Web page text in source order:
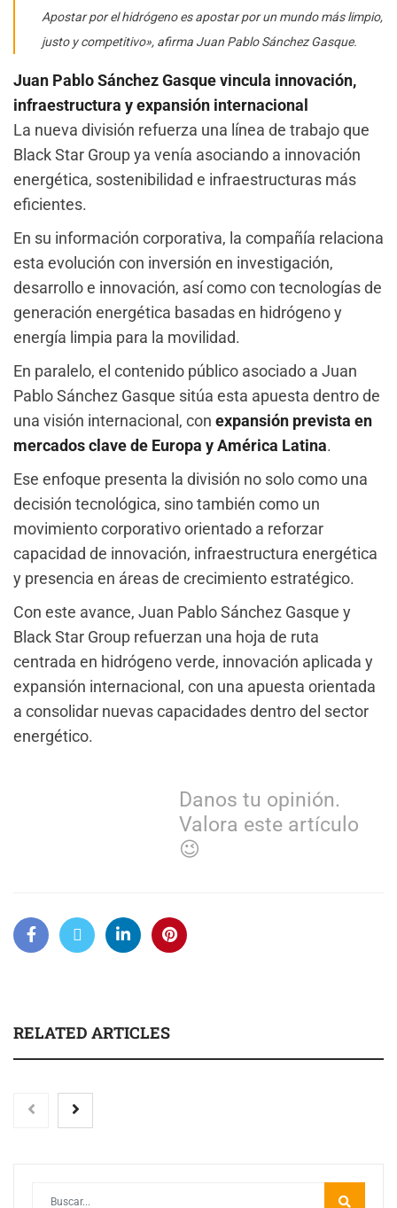
Apostar por el hidrógeno es apostar por un mundo más limpio,
justo y competitivo», afirma Juan Pablo Sánchez Gasque.
Juan Pablo Sánchez Gasque vincula innovación,
infraestructura y expansión internacional
La nueva división refuerza una línea de trabajo que
Black Star Group ya venía asociando a innovación
energética, sostenibilidad e infraestructuras más
eficientes.
En su información corporativa, la compañía relaciona
esta evolución con inversión en investigación,
desarrollo e innovación, así como con tecnologías de
generación energética basadas en hidrógeno y
energía limpia para la movilidad.
En paralelo, el contenido público asociado a Juan
Pablo Sánchez Gasque sitúa esta apuesta dentro de
una visión internacional, con expansión prevista en
mercados clave de Europa y América Latina.
Ese enfoque presenta la división no solo como una
decisión tecnológica, sino también como un
movimiento corporativo orientado a reforzar
capacidad de innovación, infraestructura energética
y presencia en áreas de crecimiento estratégico.
Con este avance, Juan Pablo Sánchez Gasque y
Black Star Group refuerzan una hoja de ruta
centrada en hidrógeno verde, innovación aplicada y
expansión internacional, con una apuesta orientada
a consolidar nuevas capacidades dentro del sector
energético.
Danos tu opinión.
Valora este artículo
😉
RELATED ARTICLES
Toro Tapas inaugura su Raw Bar: una experiencia
desde mediodía hasta el anochecer con cocina abierta